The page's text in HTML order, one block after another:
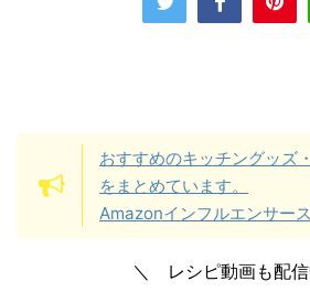
おすすめのキッチングッズ
をまとめています。
Amazonインフルエンサー
＼ レシピ動画も配